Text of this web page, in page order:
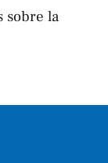
sobre la